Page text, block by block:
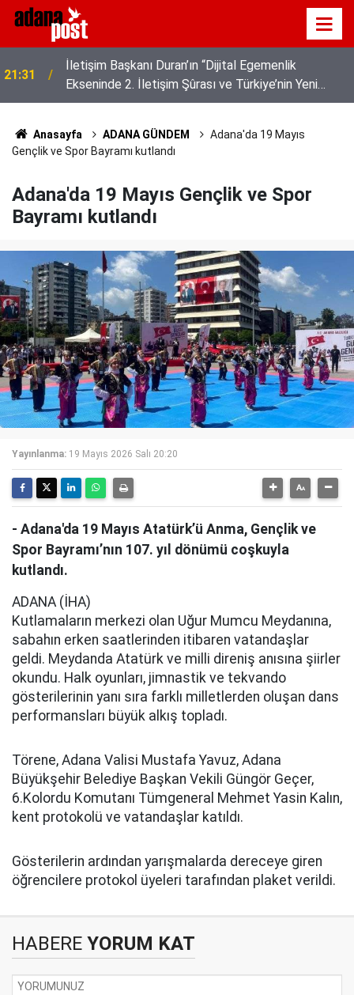
21:25
Akyaka'yı aratmayan Bucak Vadisi doğaseverlerin
gözdesi
Anasayfa ADANA GÜNDEM
Adana'da 19 Mayıs
Gençlik ve Spor Bayramı kutlandı
Adana'da 19 Mayıs Gençlik ve Spor
Bayramı kutlandı
Yayınlanma: 19 Mayıs 2026 Salı 20:20
- Adana'da 19 Mayıs Atatürk’ü Anma, Gençlik ve
Spor Bayramı’nın 107. yıl dönümü coşkuyla
kutlandı.
ADANA (İHA)
Kutlamaların merkezi olan Uğur Mumcu Meydanına,
sabahın erken saatlerinden itibaren vatandaşlar
geldi. Meydanda Atatürk ve milli direniş anısına şiirler
okundu. Halk oyunları, jimnastik ve tekvando
gösterilerinin yanı sıra farklı milletlerden oluşan dans
performansları büyük alkış topladı.
Törene, Adana Valisi Mustafa Yavuz, Adana
Büyükşehir Belediye Başkan Vekili Güngör Geçer,
6.Kolordu Komutanı Tümgeneral Mehmet Yasin Kalın,
kent protokolü ve vatandaşlar katıldı.
Gösterilerin ardından yarışmalarda dereceye giren
öğrencilere protokol üyeleri tarafından plaket verildi.
HABERE YORUM KAT